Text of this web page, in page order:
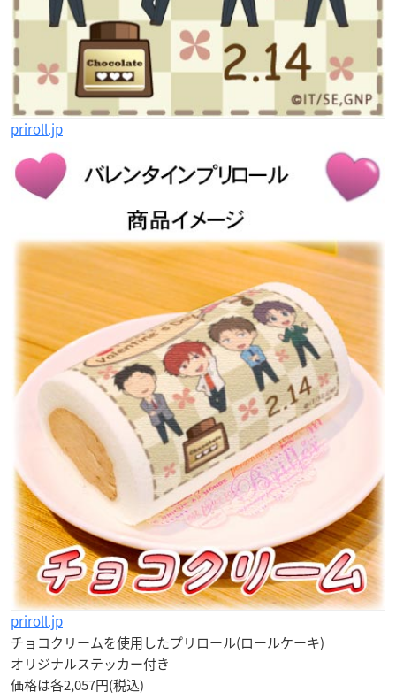
priroll.jp
priroll.jp
チョコクリームを使用したプリロール(ロールケーキ)
オリジナルステッカー付き
価格は各2,057円(税込)